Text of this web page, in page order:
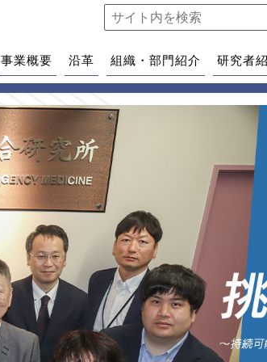
事業概要 沿革 組織・部門紹介 研究者